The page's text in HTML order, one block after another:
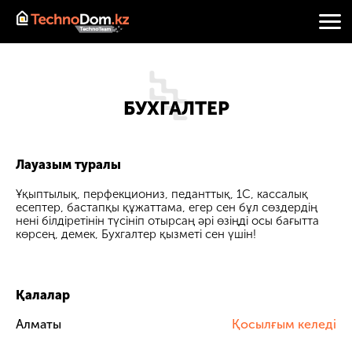
БУХГАЛТЕР
Лауазым туралы
Ұқыптылық, перфекциониз, педанттық, 1С, кассалық
есептер, бастапқы құжаттама, егер сен бұл сөздердің
нені білдіретінін түсініп отырсаң әрі өзіңді осы бағытта
көрсең, демек, Бухгалтер қызметі сен үшін!
Қалалар
Алматы
Қосылғым келеді